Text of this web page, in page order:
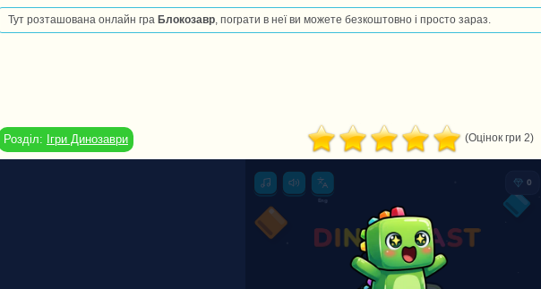
Тут розташована онлайн гра Блокозавр, пограти в неї ви можете безкоштовно і просто зараз.
Розділ: Ігри Динозаври (Оцінок гри 2)